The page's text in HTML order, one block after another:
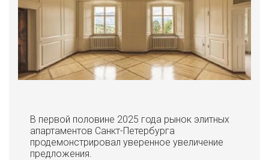
В первой половине 2025 года рынок элитных
апартаментов Санкт-Петербурга
продемонстрировал уверенное увеличение
предложения.